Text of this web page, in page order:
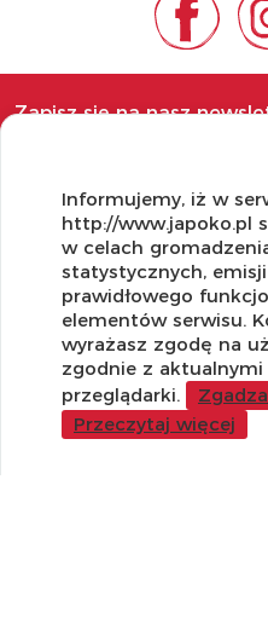
Zapisz się na nasz
OBSŁUGA KLIENTA
Regulamin i Polityka Cookies
Dostawa, Reklamacje i Zwroty
Metody płatności
Standardy jakości i
WARTO WIEDZIEĆ
Informujemy, iż w
http://www.japoko.pl
w celach
statystycznych,
prawidłowego
elementów serwisu.
wyrażasz zgodę na
zgodnie z
przeglądarki.
Przeczytaj więcej